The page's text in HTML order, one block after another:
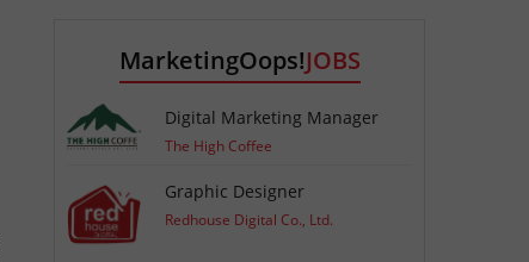
MarketingOops!JOBS
Digital Marketing Manager
The High Coffee
Graphic Designer
Redhouse Digital Co., Ltd.